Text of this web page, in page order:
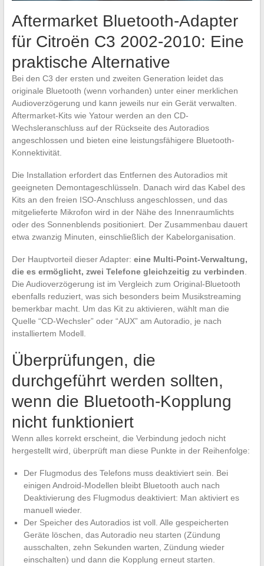
Aftermarket Bluetooth-Adapter
für Citroën C3 2002-2010: Eine
praktische Alternative
Bei den C3 der ersten und zweiten Generation leidet das
originale Bluetooth (wenn vorhanden) unter einer merklichen
Audioverzögerung und kann jeweils nur ein Gerät verwalten.
Aftermarket-Kits wie Yatour werden an den CD-
Wechsleranschluss auf der Rückseite des Autoradios
angeschlossen und bieten eine leistungsfähigere Bluetooth-
Konnektivität.
Die Installation erfordert das Entfernen des Autoradios mit
geeigneten Demontageschlüsseln. Danach wird das Kabel des
Kits an den freien ISO-Anschluss angeschlossen, und das
mitgelieferte Mikrofon wird in der Nähe des Innenraumlichts
oder des Sonnenblends positioniert. Der Zusammenbau dauert
etwa zwanzig Minuten, einschließlich der Kabelorganisation.
Der Hauptvorteil dieser Adapter: eine Multi-Point-Verwaltung,
die es ermöglicht, zwei Telefone gleichzeitig zu verbinden
Die Audioverzögerung ist im Vergleich zum Original-Bluetooth
ebenfalls reduziert, was sich besonders beim Musikstreaming
bemerkbar macht. Um das Kit zu aktivieren, wählt man die
Quelle “CD-Wechsler” oder “AUX” am Autoradio, je nach
installiertem Modell.
Überprüfungen, die
durchgeführt werden sollten,
wenn die Bluetooth-Kopplung
nicht funktioniert
Wenn alles korrekt erscheint, die Verbindung jedoch nicht
hergestellt wird, überprüft man diese Punkte in der Reihenfolge:
Der Flugmodus des Telefons muss deaktiviert sein. Bei
einigen Android-Modellen bleibt Bluetooth auch nach
Deaktivierung des Flugmodus deaktiviert: Man aktiviert es
manuell wieder.
Der Speicher des Autoradios ist voll. Alle gespeicherten
Geräte löschen, das Autoradio neu starten (Zündung
ausschalten, zehn Sekunden warten, Zündung wieder
einschalten) und dann die Kopplung erneut starten.